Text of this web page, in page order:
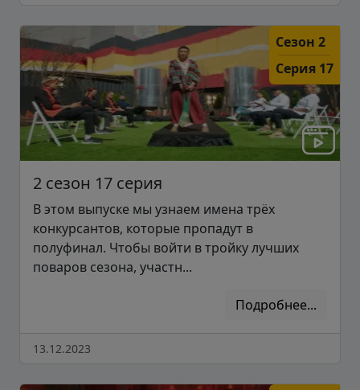
Сезон 2
Серия 17
2 сезон 17 серия
В этом выпуске мы узнаем имена трёх
конкурсантов, которые пропадут в
полуфинал. Чтобы войти в тройку лучших
поваров сезона, участн...
Подробнее...
13.12.2023